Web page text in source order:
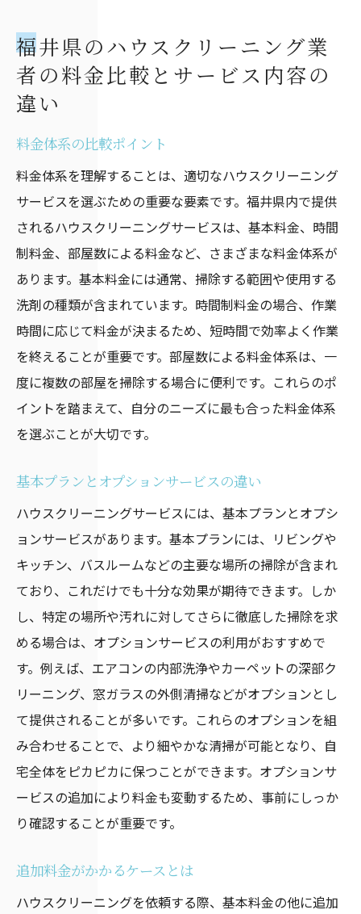
福井県のハウスクリーニング業
者の料金比較とサービス内容の
違い
料金体系の比較ポイント
料金体系を理解することは、適切なハウスクリーニング
サービスを選ぶための重要な要素です。福井県内で提供
されるハウスクリーニングサービスは、基本料金、時間
制料金、部屋数による料金など、さまざまな料金体系が
あります。基本料金には通常、掃除する範囲や使用する
洗剤の種類が含まれています。時間制料金の場合、作業
時間に応じて料金が決まるため、短時間で効率よく作業
を終えることが重要です。部屋数による料金体系は、一
度に複数の部屋を掃除する場合に便利です。これらのポ
イントを踏まえて、自分のニーズに最も合った料金体系
を選ぶことが大切です。
基本プランとオプションサービスの違い
ハウスクリーニングサービスには、基本プランとオプシ
ョンサービスがあります。基本プランには、リビングや
キッチン、バスルームなどの主要な場所の掃除が含まれ
ており、これだけでも十分な効果が期待できます。しか
し、特定の場所や汚れに対してさらに徹底した掃除を求
める場合は、オプションサービスの利用がおすすめで
す。例えば、エアコンの内部洗浄やカーペットの深部ク
リーニング、窓ガラスの外側清掃などがオプションとし
て提供されることが多いです。これらのオプションを組
み合わせることで、より細やかな清掃が可能となり、自
宅全体をピカピカに保つことができます。オプションサ
ービスの追加により料金も変動するため、事前にしっか
り確認することが重要です。
追加料金がかかるケースとは
ハウスクリーニングを依頼する際、基本料金の他に追加